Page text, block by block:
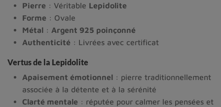
Pierre : Véritable Lepidolite
Forme : Ovale
Métal : Argent 925 poinçonné
Authenticité : Livrées avec certificat
Vertus de la Lepidolite
Apaisement émotionnel : pierre traditionnellement
associée à la détente et à la sérénité
Clarté mentale : réputée pour calmer les pensées et